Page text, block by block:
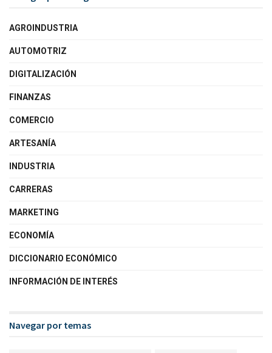
AGROINDUSTRIA
AUTOMOTRIZ
DIGITALIZACIÓN
FINANZAS
COMERCIO
ARTESANÍA
INDUSTRIA
CARRERAS
MARKETING
ECONOMÍA
DICCIONARIO ECONÓMICO
INFORMACIÓN DE INTERÉS
Navegar por temas